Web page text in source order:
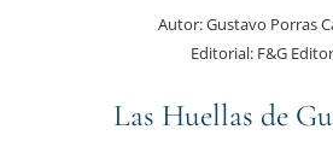
Autor:Gustavo Porras
Editorial: F&G
Las Huellas de